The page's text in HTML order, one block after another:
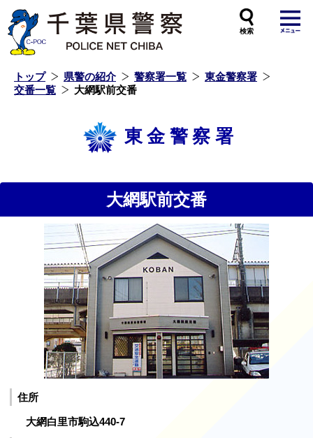
トップ 県警の紹介 警察署一覧
東金警察署
交番一覧
大網駅前交番
東金警察署
大網駅前交番
住所
大網白里市駒込440-7